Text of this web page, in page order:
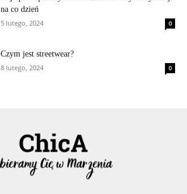
na co dzień
5 lutego, 2024
0
Czym jest streetwear?
8 lutego, 2024
0